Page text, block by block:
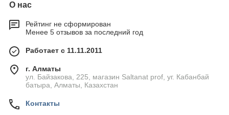
О нас
Рейтинг не сформирован
Менее 5 отзывов за последний год
Работает с 11.11.2011
г. Алматы
ул. Байзакова, 225, магазин Saltanat prof, уг. Кабанбай
батыра, Алматы, Казахстан
Контакты